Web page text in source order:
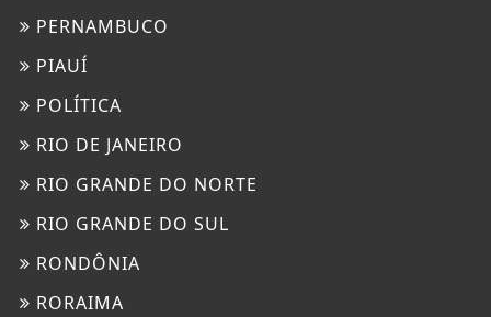
PERNAMBUCO
PIAUÍ
POLÍTICA
RIO DE JANEIRO
RIO GRANDE DO NORTE
RIO GRANDE DO SUL
RONDÔNIA
RORAIMA